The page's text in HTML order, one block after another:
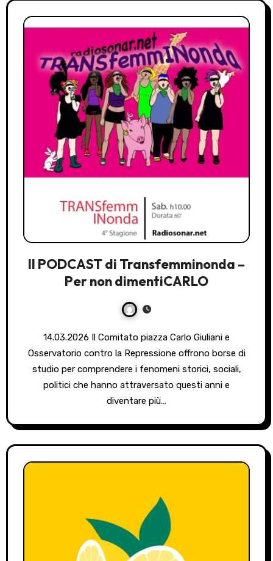
Il PODCAST di Transfemminonda –
Per non dimentiCARLO
14.03.2026 Il Comitato piazza Carlo Giuliani e
Osservatorio contro la Repressione offrono borse di
studio per comprendere i fenomeni storici, sociali,
politici che hanno attraversato questi anni e
diventare più…